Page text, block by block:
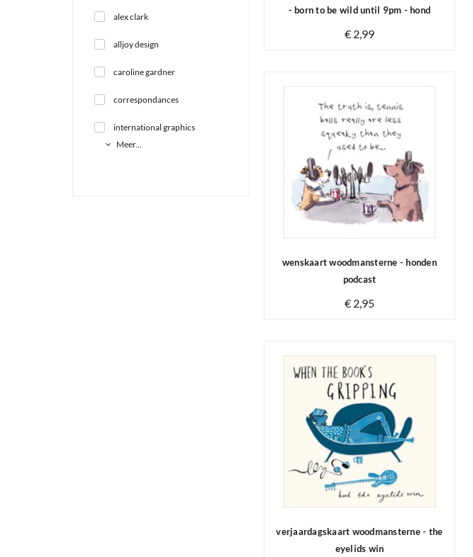
alex clark
alljoy design
caroline gardner
correspondances
international graphics
Meer...
- born to be wild until 9pm - hond
€ 2,99
wenskaart woodmansterne - honden
podcast
€ 2,95
verjaardagskaart woodmansterne - the
eyelids win